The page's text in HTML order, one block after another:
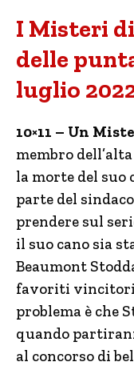
I Misteri
delle
luglio
10×11 – Un
membro
la morte del suo
parte del
prendere sul
il suo cano sia
Beaumont
favoriti vincitori
problema è che
quando
al concorso di